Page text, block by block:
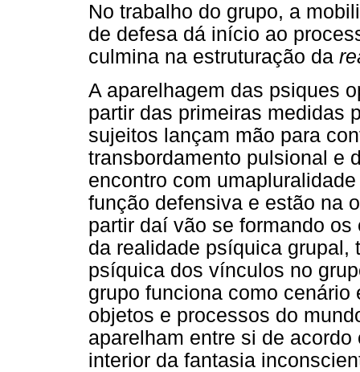
No trabalho do grupo, a
de defesa dá início ao
culmina na estruturação da
A aparelhagem das psiques
partir das primeiras medidas
sujeitos lançam mão para
transbordamento pulsional e
encontro com
função defensiva e estão na
partir daí vão se formando
da realidade psíquica grupal,
psíquica dos vínculos no
grupo funciona como
objetos e processos do
aparelham entre si de
interior da fantasia